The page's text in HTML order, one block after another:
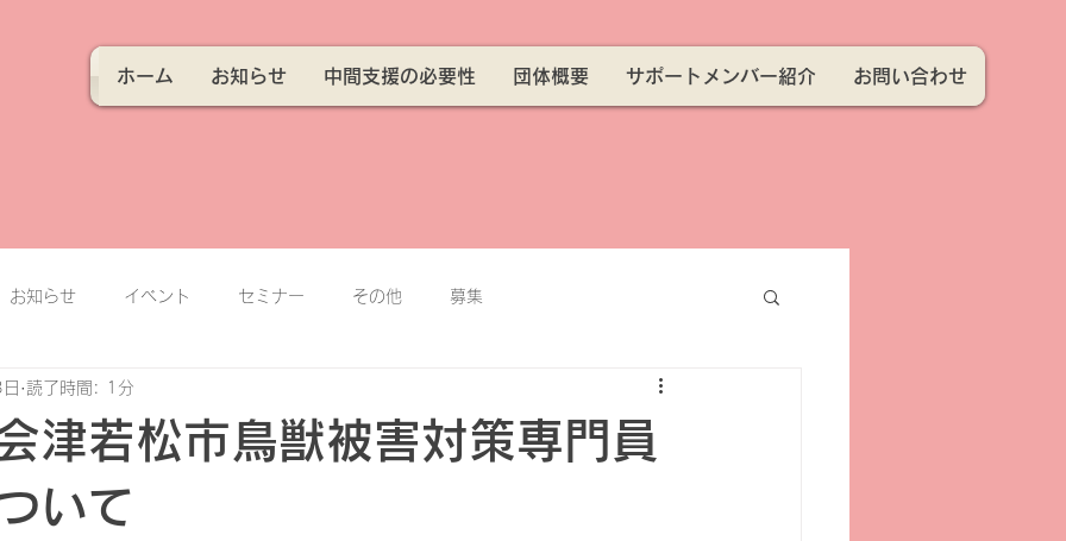
ホーム お知らせ 中間支援の必要性 団体概要 サポートメンバー紹介 お問い合わせ
お知らせ イベント セミナー その他 募集
津若松市鳥獣被害対策専門員
いて
読了時間: 1分